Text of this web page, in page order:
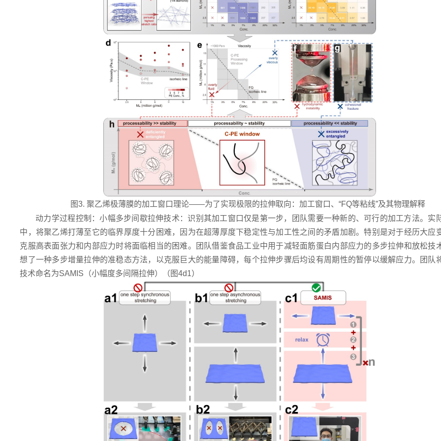
图3. 聚乙烯极薄膜的加工窗口理论——为了实现极限的拉伸取向：加工窗口、“FQ等粘线”及其物理解释
动力学过程控制：小幅多步间歇拉伸技术：识别其加工窗口仅是第一步，团队需要一种新的、可行的加工方法。实
中，将聚乙烯打薄至它的临界厚度十分困难，因为在超薄厚度下稳定性与加工性之间的矛盾加剧。特别是对于经历大应
克服高表面张力和内部应力时将面临相当的困难。团队借鉴食品工业中用于减轻面筋蛋白内部应力的多步拉伸和放松技
想了一种多步增量拉伸的准稳态方法，以克服巨大的能量障碍，每个拉伸步骤后均设有周期性的暂停以缓解应力。团队
技术命名为SAMIS（小幅度多间隔拉伸）（图4d1）